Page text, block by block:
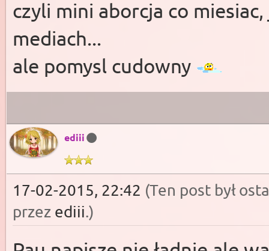
czyli mini aborcja co
mediach...
ale pomysl cudowny
ediii
17-02-2015, 22:42 (Ten post był
przez ediii.)